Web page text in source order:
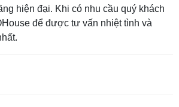
hiện đại. Khi có nhu cầu quý khách
để được tư vấn nhiệt tình và